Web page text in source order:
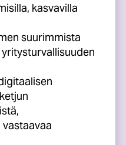
kasvavilla
suurimmista